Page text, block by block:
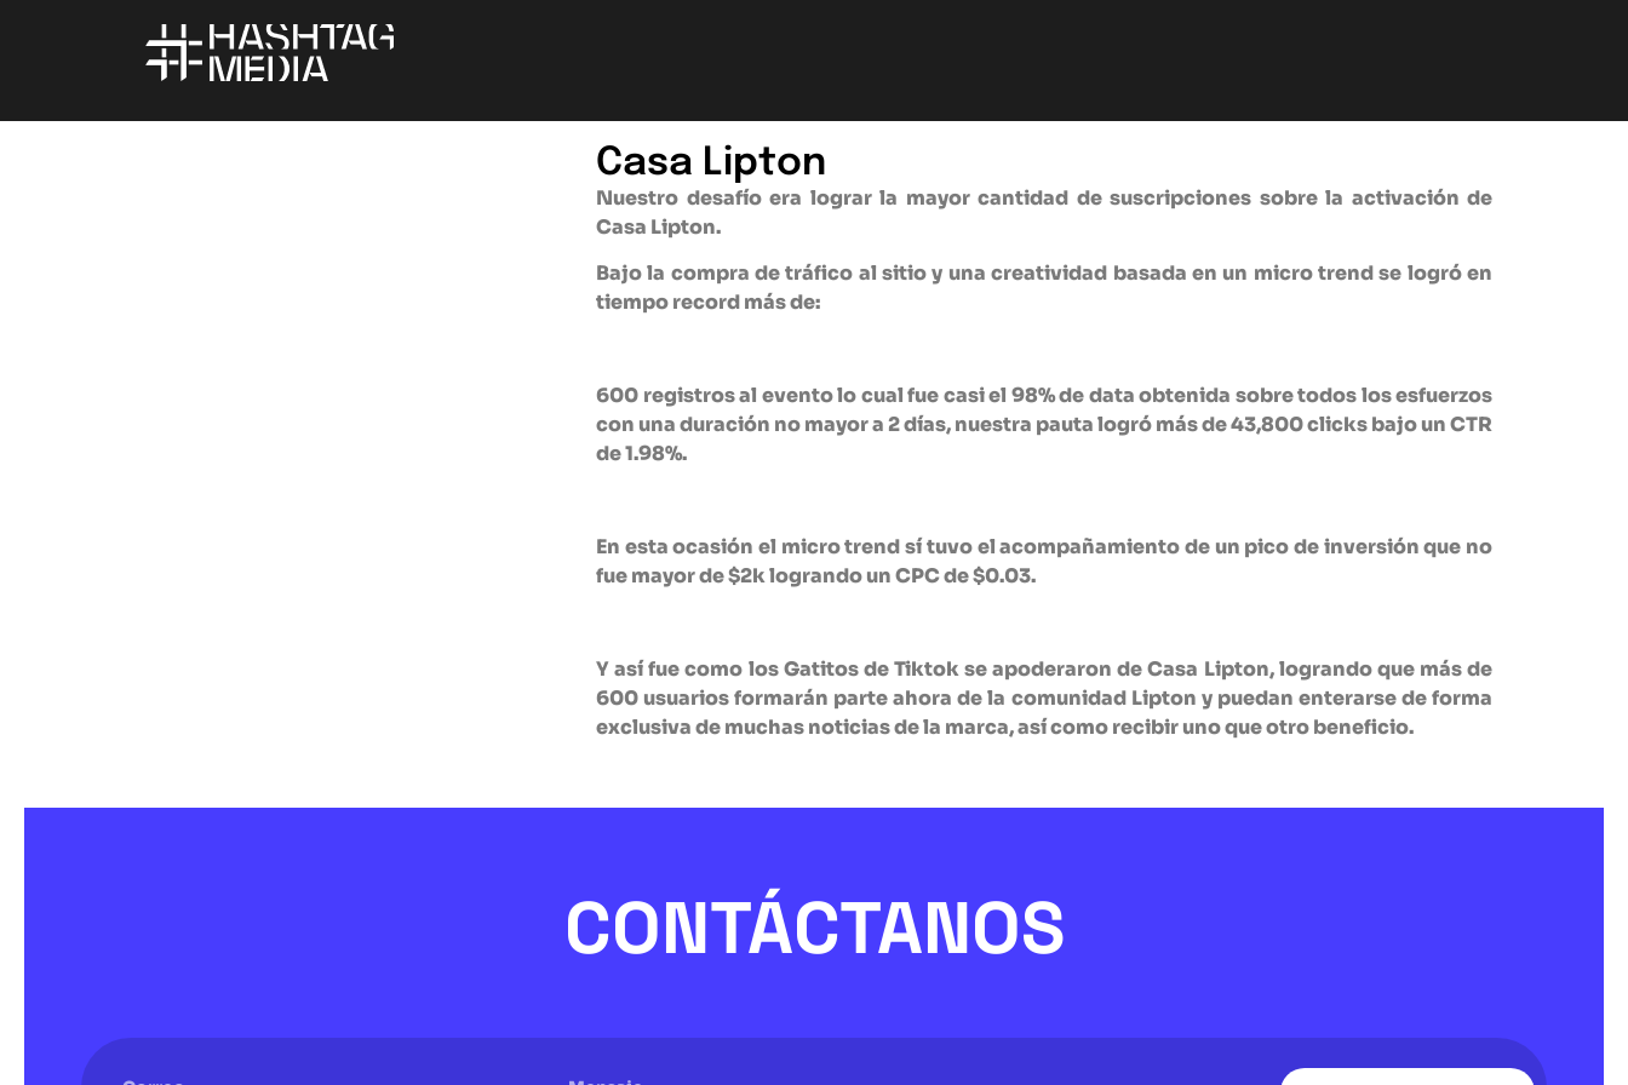
Casa Lipton
Nuestro desafío era lograr la mayor cantidad de suscripciones sobre la activación de
Casa Lipton.
Bajo la compra de tráfico al sitio y una creatividad basada en un micro trend se logró en
tiempo record más de:
600 registros al eventolo cual fue casi el 98% de data obtenida sobre todos los esfuerzos
con unaduración no mayor a 2 días, nuestra pauta logró más de 43,800 clicks bajo unCTR
de 1.98%.
En esta ocasión el micro trend sí tuvo el acompañamiento de un pico de inversión que no
fue mayor de $2k logrando un CPC de $0.03.
Y así fue como los Gatitos de Tiktok se apoderaron de Casa Lipton, logrando que más de
600 usuarios formarán parte ahora de la comunidad Lipton y puedan enterarse de forma
exclusiva de muchas noticias de la marca, así como recibir uno que otro beneficio.
CONTÁCTANOS